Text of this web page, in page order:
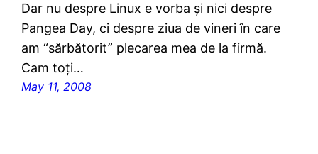
Dar nu despre Linux e vorba și nici despre
Pangea Day, ci despre ziua de vineri în care
am “sărbătorit” plecarea mea de la firmă.
Cam toți…
May 11, 2008